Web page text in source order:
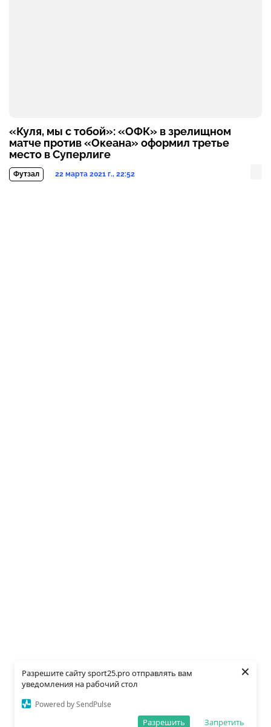
Разрешите сайту sport25.pro отправлять вам
уведомления на рабочий стол
Powered by SendPulse
Запретить
Разрешить
×
«Куля, мы с тобой»: «ОФК» в зрелищном
матче против «Океана» оформил третье
место в Суперлиге
Футзал 22 марта 2021 г., 22:52